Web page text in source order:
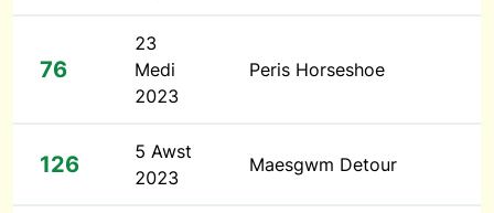
76
23
Medi
2023
Peris Horseshoe
126
5 Awst
2023
Maesgwm Detour